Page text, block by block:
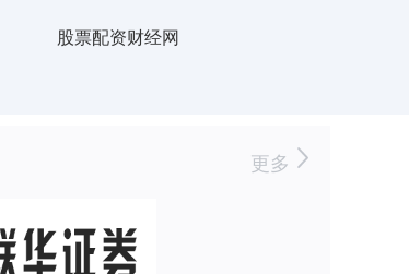
股票配资财经网
更多